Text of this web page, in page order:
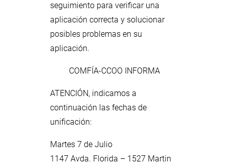
seguimiento para verificar una
aplicación correcta y solucionar
posibles problemas en su
aplicación.
COMFÍA-CCOO INFORMA
ATENCIÓN, indicamos a
continuación las fechas de
unificación:
Martes 7 de Julio
1147 Avda. Florida – 1527 Martin